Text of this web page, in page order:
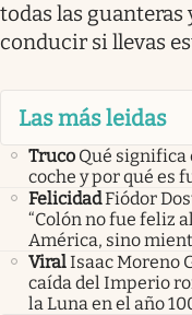
todas las
conducir si llevas
Las más leidas
Truco Qué significa
coche y por qué es
FelicidadFiódor
“Colón no fue feliz
América, sino
ViralIsaac Moreno
caída del Imperio
la Luna en el año